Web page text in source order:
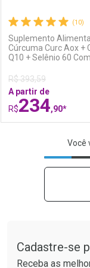
Ativar Desconto
Comprar sem
Por R$ 79,59/cada
Comprar sem
Por R$ 79,59/cada
(10)
Suplemento
Cúrcuma Curc Aox +
Q10 + Selênio 60
R$ 393,59
A partir de
R$234,90*
Laboratório
Por Menos
Você
Cadastre-se
Receba as